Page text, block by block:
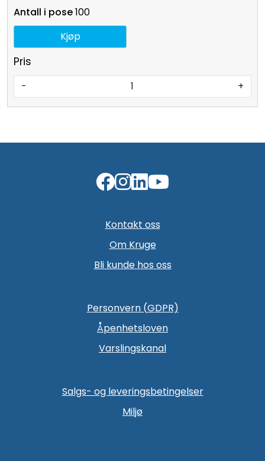
100
Pris
- +
Kjøp
Kontakt oss
Om Kruge
Bli kunde hos oss
Personvern (GDPR)
Åpenhetsloven
Varslingskanal
Salgs- og leveringsbetingelser
Miljø